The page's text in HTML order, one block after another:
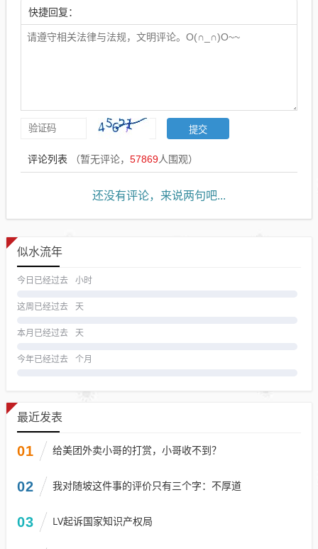
快捷回复：
评论列表 （暂无评论， 57869人围观）
还没有评论，来说两句吧...
似水流年
今日已经过去 小时
这周已经过去 天
本月已经过去 天
今年已经过去 个月
最近发表
01 给美团外卖小哥的打赏，小哥收不到？
02 我对随坡这件事的评价只有三个字：不厚道
03 LV起诉国家知识产权局